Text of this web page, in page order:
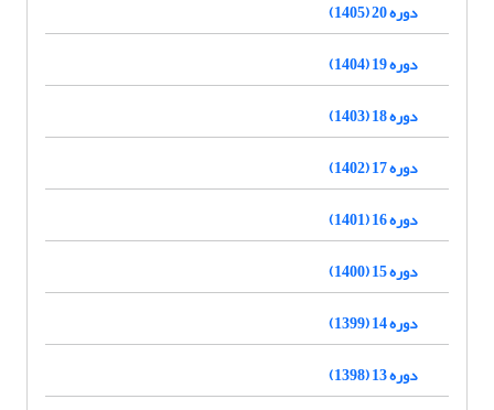
دوره 20 (1405)
دوره 19 (1404)
دوره 18 (1403)
دوره 17 (1402)
دوره 16 (1401)
دوره 15 (1400)
دوره 14 (1399)
دوره 13 (1398)